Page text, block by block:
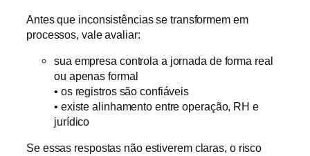
Antes que inconsistências se transformem em
processos, vale avaliar:
sua empresa controla a jornada de forma real
ou apenas formal
• os registros são confiáveis
• existe alinhamento entre operação, RH e
jurídico
Se essas respostas não estiverem claras, o risco